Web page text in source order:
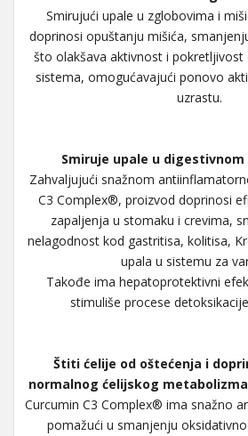
Smirujući upale u zglobovima i
doprinosi opuštanju mišića,
što olakšava aktivnost i
sistema, omogućavajući ponovo
uzrastu.
Smiruje upale u
Zahvaljujući snažnom
C3 Complex®, proizvod doprinosi
zapaljenja u stomaku i crevima,
nelagodnost kod gastritisa, kolitisa,
upala u sistemu za
Takođe ima hepatoprotektivni
stimuliše procese
Štiti ćelije od oštećenja i
normalnog ćelijskog
Curcumin C3 Complex® ima snažno
pomažući u smanjenju